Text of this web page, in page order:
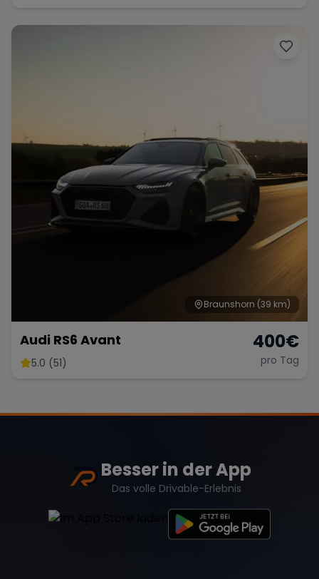
Braunshorn (39 km)
Audi RS6 Avant
5.0 (51)
400€
pro Tag
Besser in der App
Das volle Drivable-Erlebnis